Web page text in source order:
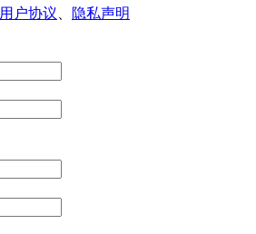
用户协议
隐私声明